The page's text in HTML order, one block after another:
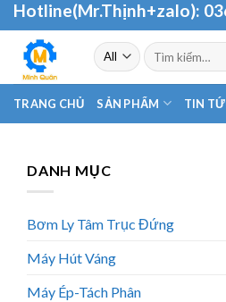
Skip
to
content
Hotline(Mr.Thịnh+zalo):
Tìm
kiếm:
TRANG CHỦ SẢN PHẨM TIN
DANH MỤC
Bơm Ly Tâm Trục Đứng
Máy Hút Váng
Máy Ép-Tách Phân